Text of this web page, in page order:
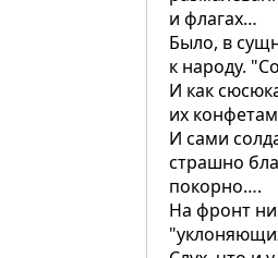
и флагах…
Было, в
к народу.
И как
их
И сами
страшно
покорно….
На фронт